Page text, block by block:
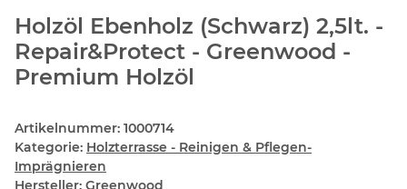
Holzöl Ebenholz (Schwarz) 2,5lt. -
Repair&Protect - Greenwood -
Premium Holzöl
Artikelnummer: 1000714
Kategorie: Holzterrasse - Reinigen & Pflegen-
Imprägnieren
Hersteller: Greenwood